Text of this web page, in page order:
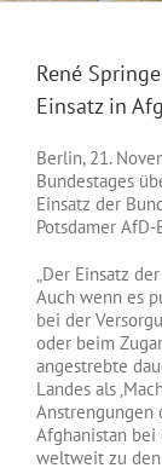
René
Einsatz in
Berlin, 21.
Bundestages
Einsatz der
Potsdamer
„Der Einsatz
Auch wenn es
bei der
oder beim
angestrebte
Landes als
Anstrengungen
Afghanistan
weltweit zu den